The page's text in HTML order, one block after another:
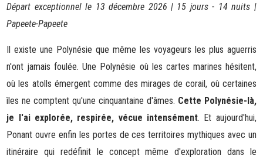
Départ exceptionnel le 13 décembre 2026 | 15 jours - 14 nuits |
Papeete-Papeete
Il existe une Polynésie que même les voyageurs les plus aguerris
n'ont jamais foulée. Une Polynésie où les cartes marines hésitent,
où les atolls émergent comme des mirages de corail, où certaines
îles ne comptent qu'une cinquantaine d'âmes. Cette Polynésie-là,
je l'ai explorée, respirée, vécue intensément. Et aujourd'hui,
Ponant ouvre enfin les portes de ces territoires mythiques avec un
itinéraire qui redéfinit le concept même d'exploration dans le